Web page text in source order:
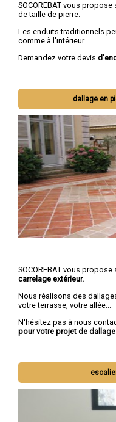
SOCOREBAT vous propose
de taille de pierre.
Les enduits traditionnels
comme à l'intérieur.
Demandez votre devis
dallage en
SOCOREBAT vous
carrelage extérieur.
Nous réalisons des
votre terrasse, votre allée...
N'hésitez pas à nous
pour votre projet de